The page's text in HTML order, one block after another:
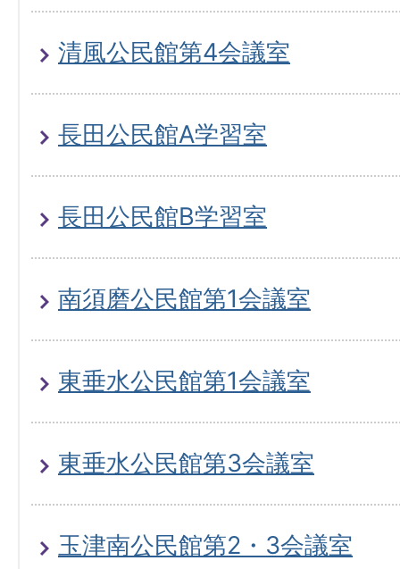
清風公民館第4会議室
長田公民館A学習室
長田公民館B学習室
南須磨公民館第1会議室
東垂水公民館第1会議室
東垂水公民館第3会議室
玉津南公民館第2・3会議室